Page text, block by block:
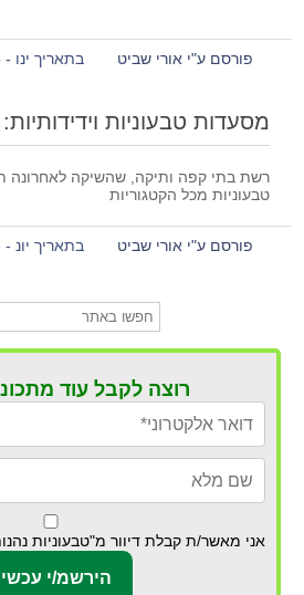
פורסם ע"י אורי שביט בתאריך ינו - 18 - 2015
מסעדות טבעוניות
רשת בתי קפה ותיקה, שהשיקה לאחרונה
טבעוניות מכל הקטגוריות
פורסם ע"י אורי שביט בתאריך יונ - 16 - 2013
רוצה לקבל עוד
אני מאשר/ת קבלת דיוור מ"טבעוניות